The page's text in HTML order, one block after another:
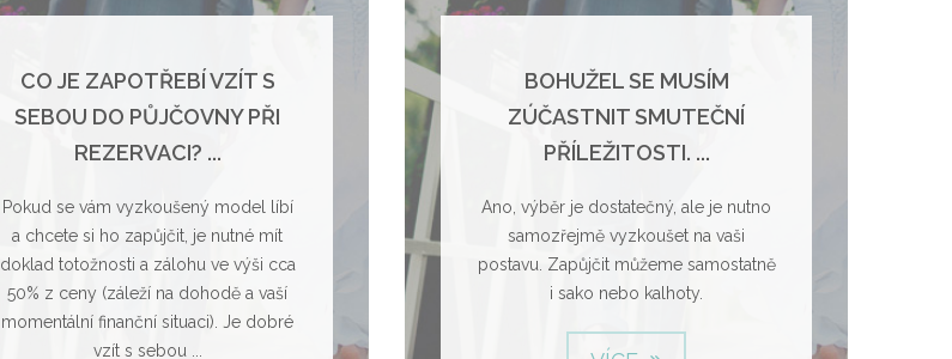
CO JE ZAPOTŘEBÍ VZÍT S
SEBOU DO PŮJČOVNY PŘI
REZERVACI? ...
Pokud se vám vyzkoušený model líbí
a chcete si ho zapůjčit, je nutné mít
doklad totožnosti a zálohu ve výši cca
50% z ceny (záleží na dohodě a vaší
momentální finanční situaci). Je dobré
vzít s sebou ...
BOHUŽEL SE MUSÍM
ZÚČASTNIT SMUTEČNÍ
PŘÍLEŽITOSTI. ...
Ano, výběr je dostatečný, ale je nutno
samozřejmě vyzkoušet na vaši
postavu. Zapůjčit můžeme samostatně
i sako nebo kalhoty.